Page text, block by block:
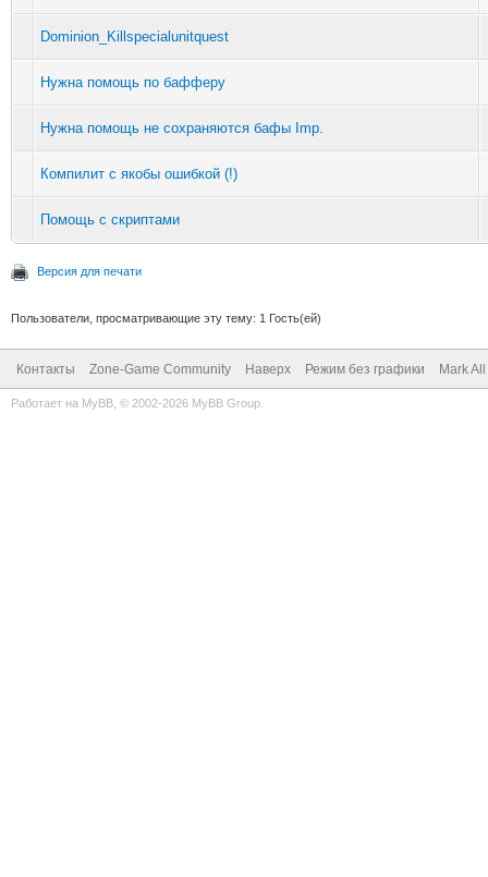
Dominion_Killspecialunitquest
Нужна помощь по бафферу
Нужна помощь не сохраняются бафы Imp.
Компилит с якобы ошибкой (!)
Помощь с скриптами
Версия для печати
Пользователи, просматривающие эту тему: 1 Гость(ей)
Контакты Zone-Game Community Наверх Режим без графики Mark
Работает на MyBB , © 2002-2026 MyBB Group